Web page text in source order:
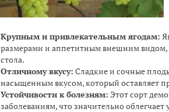
Крупным и привлекательным ягодам:
размерами и аппетитным внешним
стола.
Отличному вкусу: Сладкие и сочные
насыщенным вкусом, который оставляет
Устойчивости к болезням: Этот сорт
заболеваниям, что значительно облегчает